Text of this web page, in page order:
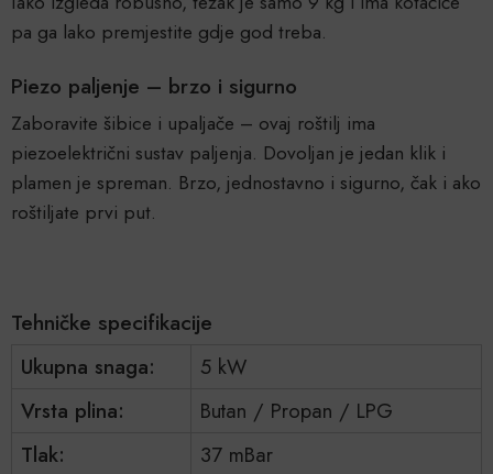
pa ga lako premjestite gdje god treba.
Piezo paljenje – brzo i sigurno
Zaboravite šibice i upaljače – ovaj roštilj ima
piezoelektrični sustav paljenja. Dovoljan je jedan klik i
plamen je spreman. Brzo, jednostavno i sigurno, čak i ako
roštiljate prvi put.
Tehničke specifikacije
Ukupna snaga:
5 kW
Vrsta plina:
Butan / Propan / LPG
Tlak:
37 mBar